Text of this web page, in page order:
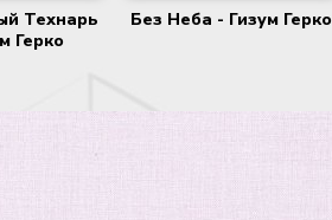
Технарь
Герко
Без Неба - Гизум Герко